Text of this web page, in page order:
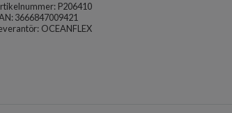
P206410
3666847009421
OCEANFLEX